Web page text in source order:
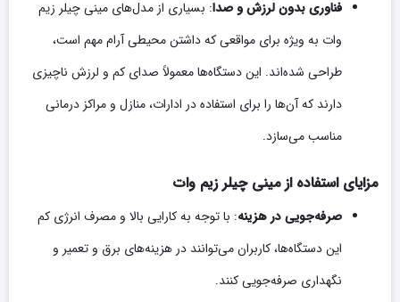
فناوری بدون لرزش و صدا: بسیاری از مدل‌های مینی چیلر زیم
وات به ویژه برای مواقعی که داشتن محیطی آرام مهم است،
طراحی شده‌اند. این دستگاه‌ها معمولاً صدای کم و لرزش ناچیزی
دارند که آن‌ها را برای استفاده در ادارات، منازل و مراکز درمانی
مناسب می‌سازد.
مزایای استفاده از مینی چیلر زیم وات
صرفه‌جویی در هزینه: با توجه به کارایی بالا و مصرف انرژی کم
این دستگاه‌ها، کاربران می‌توانند در هزینه‌های برق و تعمیر و
نگهداری صرفه‌جویی کنند.